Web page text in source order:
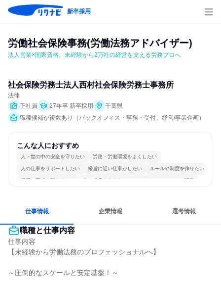
新卒採用
労働社会保険事務(労働法務アドバイザー)
法人営業×国家資格。未経験から2万社の経営を支える労務プロへ
社会保険労務士法人西村社会保険労務士事務所
法律
正社員
27年卒 新卒採用
千葉県
職種候補が複数あり（バックオフィス・事務・受付、経営/事業企画）
こんな人におすすめ
人・世の中の安全を守りたい 労務・労働環境をよくしたい
人の仕事をサポートしたい 経営に近い仕事がしたい ルールや制度を作りたい
採用・育成に関わりたい 人の成長を支えたい コミュニケーションが活発
仕事情報 企業情報 選考情報
職種と仕事内容
仕事内容
【未経験から労働法務のプロフェッショナルへ】
～圧倒的なスケールと安定基盤！～